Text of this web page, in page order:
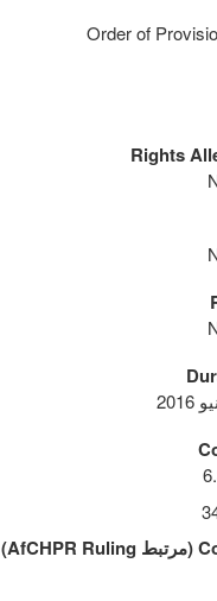
Order of
Rights
(مرتبط AfCHPR Ruling
)